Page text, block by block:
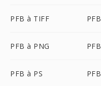
PFB à TIFF
PFB à PNG
PFB à PS